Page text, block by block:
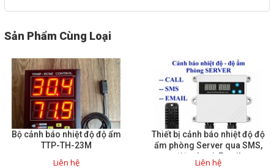
Sản Phẩm Cùng Loại
Bộ cảnh báo nhiệt độ độ ẩm
TTP-TH-23M
Liên hệ
Thiết bị cảnh báo nhiệt độ độ
ẩm phòng Server qua SMS,
điện thoại, Email
Liên hệ